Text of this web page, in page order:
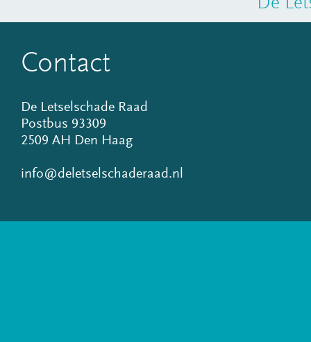
Contact
De Letselschade Raad
Postbus 93309
2509 AH Den Haag
info@deletselschaderaad.nl